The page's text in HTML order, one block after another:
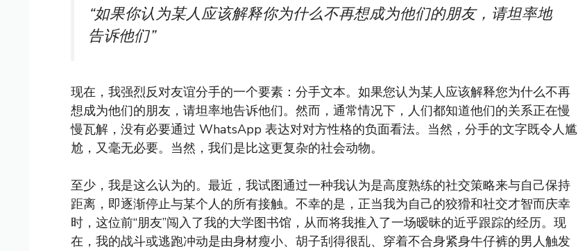
“如果你认为某人应该解释你为什么不再想成为他们的朋友，请坦率地
告诉他们”
现在，我强烈反对友谊分手的一个要素：分手文本。如果您认为某人应该解释您为什么不再
想成为他们的朋友，请坦率地告诉他们。然而，通常情况下，人们都知道他们的关系正在慢
慢瓦解，没有必要通过 WhatsApp 表达对对方性格的负面看法。当然，分手的文字既令人尴
尬，又毫无必要。当然，我们是比这更复杂的社会动物。
至少，我是这么认为的。最近，我试图通过一种我认为是高度熟练的社交策略来与自己保持
距离，即逐渐停止与某个人的所有接触。不幸的是，正当我为自己的狡猾和社交才智而庆幸
时，这位前“朋友”闯入了我的大学图书馆，从而将我推入了一场暧昧的近乎跟踪的经历。现
在，我的战斗或逃跑冲动是由身材瘦小、胡子刮得很乱、穿着不合身紧身牛仔裤的男人触发